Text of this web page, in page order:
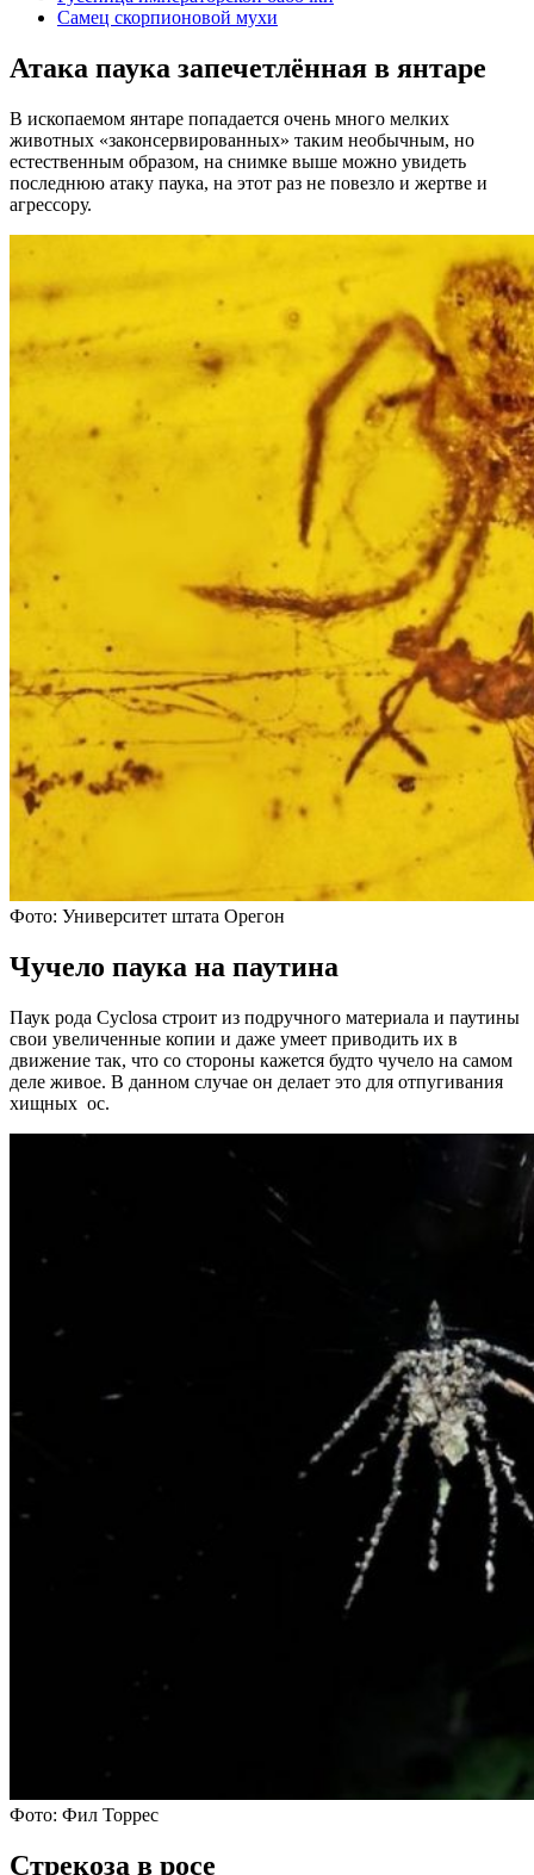
Самец скорпионовой мухи
Атака паука запечетлённая в янтаре
В ископаемом янтаре попадается очень много мелких
животных «законсервированных» таким необычным, но
естественным образом, на снимке выше можно увидеть
последнюю атаку паука, на этот раз не повезло и жертве и
агрессору.
Фото: Университет штата Орегон
Чучело паука на паутина
Паук рода Cyclosa строит из подручного материала и паутины
свои увеличенные копии и даже умеет приводить их в
движение так, что со стороны кажется будто чучело на самом
деле живое. В данном случае он делает это для отпугивания
хищных ос.
Фото: Фил Торрес
Стрекоза в росе